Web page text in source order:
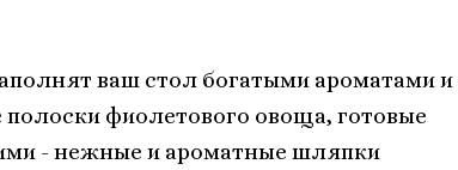
ваш стол богатыми ароматами и
фиолетового овоща, готовые
- нежные и ароматные шляпки